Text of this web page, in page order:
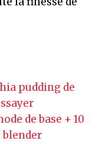
pudding de
de base + 10
blender